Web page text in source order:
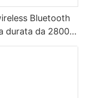
Bluetooth
durata da 2800